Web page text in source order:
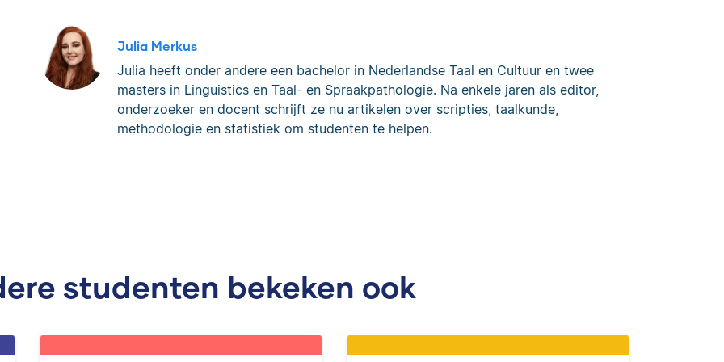
Julia Merkus
Julia heeft onder andere een bachelor in Nederlandse Taal en Cultuur en twee
masters in Linguistics en Taal- en Spraakpathologie. Na enkele jaren als editor,
onderzoeker en docent schrijft ze nu artikelen over scripties, taalkunde,
methodologie en statistiek om studenten te helpen.
studenten bekeken ook